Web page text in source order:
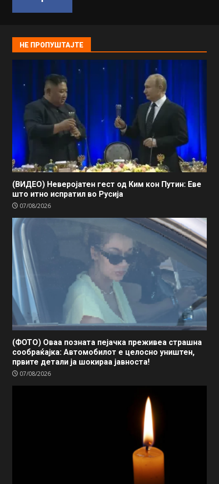
НЕ ПРОПУШТАЈТЕ
(ВИДЕО) Неверојатен гест од Ким кон Путин: Еве
што итно испратил во Русија
07/08/2026
(ФОТО) Оваа позната пејачка преживеа страшна
сообраќајка: Автомобилот е целосно уништен,
првите детали ја шокираа јавноста!
07/08/2026